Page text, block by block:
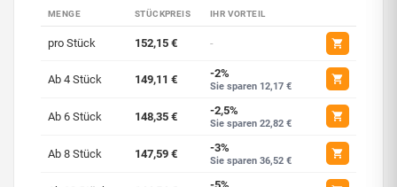
MENGE STÜCKPREIS IHR VORTEIL
pro Stück 152,15 € -
Ab 4 Stück 149,11 € -2%
Sie sparen 12,17 €
Ab 6 Stück 148,35 € -2,5%
Sie sparen 22,82 €
Ab 8 Stück 147,59 € -3%
Sie sparen 36,52 €